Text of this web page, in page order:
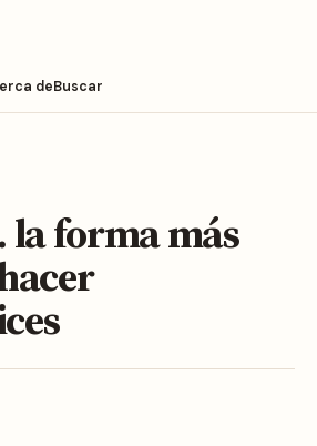
deBuscar
la forma más